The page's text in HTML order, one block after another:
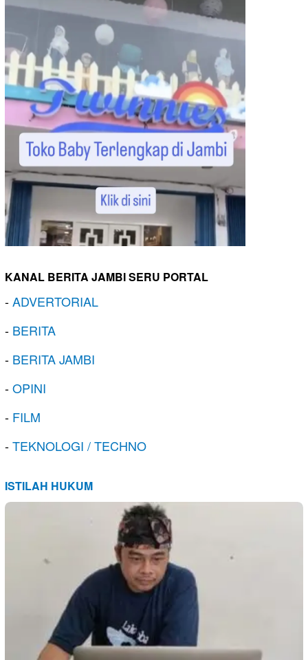
KANAL BERITA JAMBI SERU PORTAL
-ADVERTORIAL
- BERITA
- BERITA JAMBI
-OPINI
- FILM
-TEKNOLOGI / TECHNO
ISTILAH HUKUM